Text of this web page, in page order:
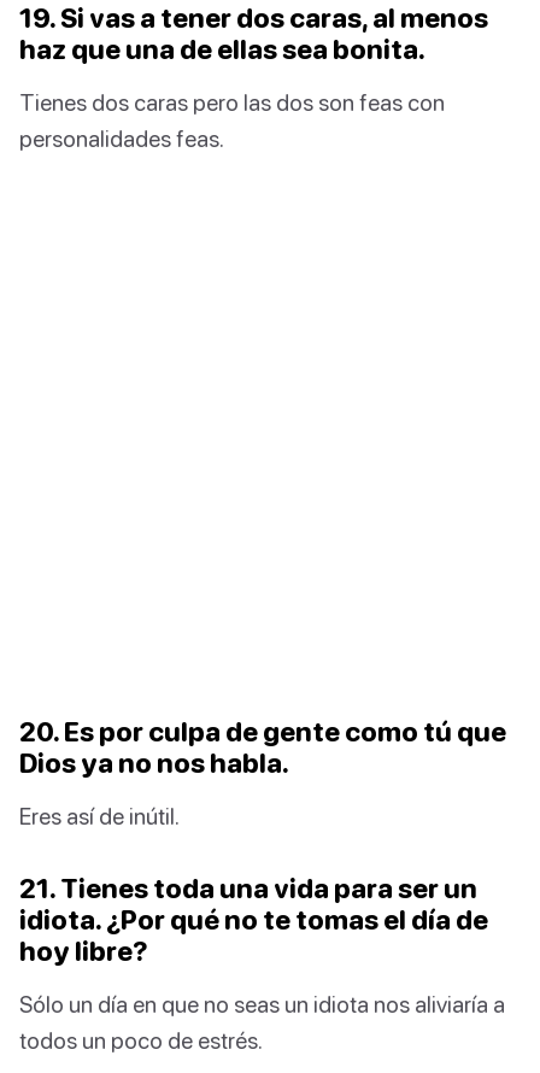
19. Si vas a tener dos caras, al menos
haz que una de ellas sea bonita.
Tienes dos caras pero las dos son feas con
personalidades feas.
20. Es por culpa de gente como tú que
Dios ya no nos habla.
Eres así de inútil.
21. Tienes toda una vida para ser un
idiota. ¿Por qué no te tomas el día de
hoy libre?
Sólo un día en que no seas un idiota nos aliviaría a
todos un poco de estrés.